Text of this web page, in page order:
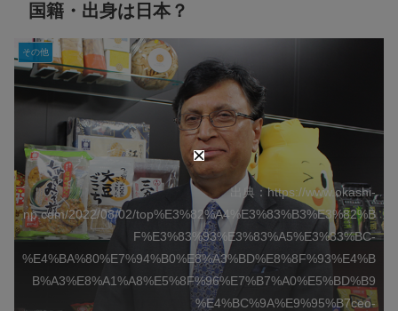
国籍・出身は日本？
その他
出典：https://www.okashi-
np.com/2022/08/02/top%E3%82%A4%E3%83%B3%E3%82%B
F%E3%83%93%E3%83%A5%E3%83%BC-
%E4%BA%80%E7%94%B0%E8%A3%BD%E8%8F%93%E4%B
B%A3%E8%A1%A8%E5%8F%96%E7%B7%A0%E5%BD%B9
%E4%BC%9A%E9%95%B7ceo-